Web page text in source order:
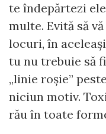
te îndepărtezi
multe. Evită să
locuri, în
tu nu trebuie să
„linie roșie”
niciun motiv.
rău în toate